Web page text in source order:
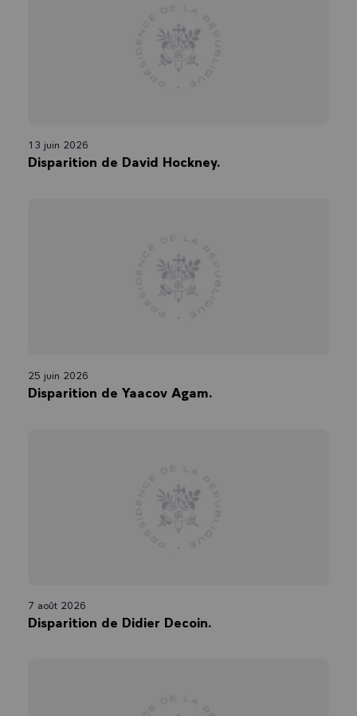
13 juin 2026
Disparition de David Hockney.
25 juin 2026
Disparition de Yaacov Agam.
7 août 2026
Disparition de Didier Decoin.